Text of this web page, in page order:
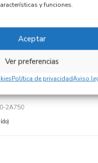
y funciones.
Aceptar
Ver preferencias
Política de privacidadAviso
37300-2A750
2A750